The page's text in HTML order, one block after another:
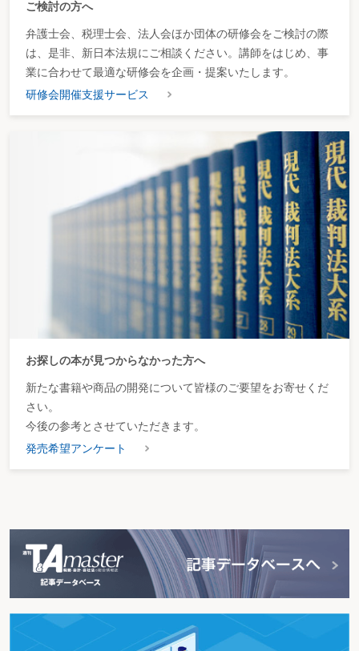
ご検討の方へ
弁護士会、税理士会、法人会ほか団体の研修会をご検討の際
は、是非、新日本法規にご相談ください。講師をはじめ、事
業に合わせて最適な研修会を企画・提案いたします。
研修会開催支援サービス
お探しの本が見つからなかった方へ
新たな書籍や商品の開発について皆様のご要望をお寄せくだ
さい。
今後の参考とさせていただきます。
発売希望アンケート